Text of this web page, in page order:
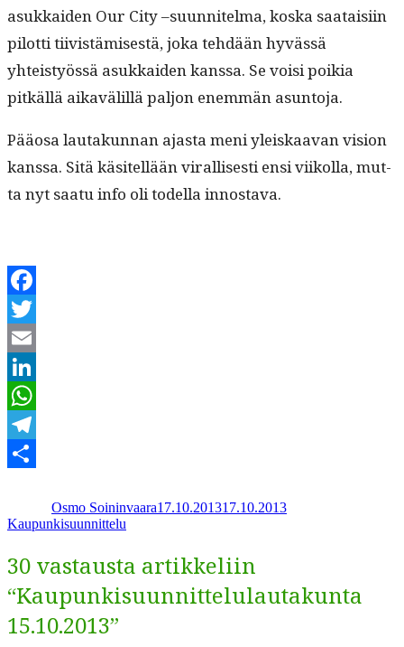
asukkaiden Our City –suun­nitel­ma, kos­ka saataisi­in
pilot­ti tiivistämis­es­tä, joka tehdään hyvässä
yhteistyössä asukkaiden kanssa. Se voisi poikia
pitkäl­lä aikavälil­lä paljon enem­män asuntoja.
Pääosa lau­takun­nan ajas­ta meni yleiskaa­van vision
kanssa. Sitä käsitel­lään viral­lis­es­ti ensi viikol­la, mut­
ta nyt saatu info oli todel­la innostava.
Facebook
Twitter
Email
LinkedIn
WhatsApp
Telegram
Osmo Soininvaara17.10.201317.10.2013
Kaupunkisuunnittelu
30 vastausta artikkeliin
“Kaupunkisuunnittelulautakunta
15.10.2013”